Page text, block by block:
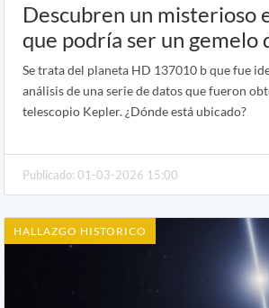
Descubren un misterioso
que podría ser un gemelo
Se trata del planeta HD 137010 b que fue
análisis de una serie de datos que fueron
telescopio Kepler. ¿Dónde está ubicado?
Publicado: 01-03-2026 15:00
HALLAZGO HISTORICO